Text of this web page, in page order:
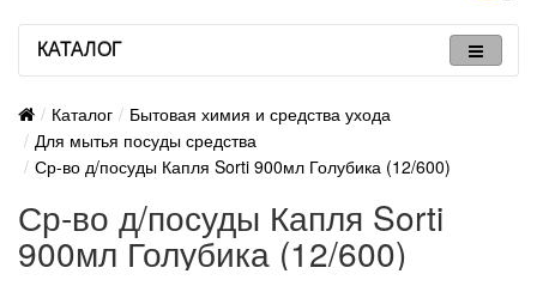
КАТАЛОГ
Каталог
Бытовая химия и средства ухода
Для мытья посуды средства
Ср-во д/посуды Капля Sorti 900мл Голубика (12/600)
Ср-во д/посуды Капля Sorti
900мл Голубика (12/600)